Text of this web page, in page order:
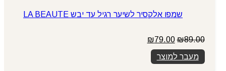
שמפו אלקסיר לשיער רגיל עד יבש LA BEAUTE
₪89.00
המחיר
המקורי
היה:
₪89.00.
₪79.00
מעבר למוצר